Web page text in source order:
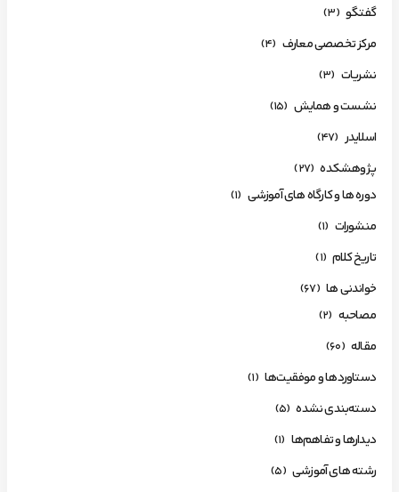
گفتگو (3)
مرکز تخصصی معارف (4)
نشریات (3)
نشست و همایش (15)
اسلایدر (47)
پژوهشکده (27)
دوره ها و کارگاه های آموزشی (1)
منشورات (1)
تاریخ کلام (1)
خواندنی ها (67)
مصاحبه (2)
مقاله (60)
دستاوردها و موفقیت‌ها (1)
دسته‌بندی نشده (5)
دیدارها و تفاهم‌ها (1)
رشته های آموزشی (5)